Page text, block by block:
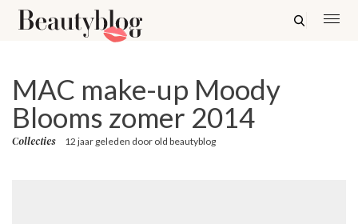
MAC make-up Moody
Blooms zomer 2014
Collecties 12 jaar geleden door old beautyblog